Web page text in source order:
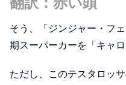
そう、「ジンジャー・フ
期スーパーカーを「キャ
ただし、このテスタロッ